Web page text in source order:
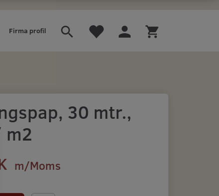
Firma profil
30 mtr.,
m2
m/Moms